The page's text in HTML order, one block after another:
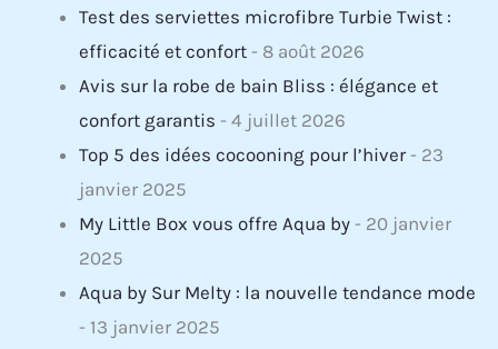
Test des serviettes microfibre Turbie Twist :
efficacité et confort - 8 août 2026
Avis sur la robe de bain Bliss : élégance et
confort garantis - 4 juillet 2026
Top 5 des idées cocooning pour l’hiver- 23
janvier 2025
My Little Box vous offre Aqua by - 20 janvier
2025
Aqua by Sur Melty : la nouvelle tendance mode
- 13 janvier 2025